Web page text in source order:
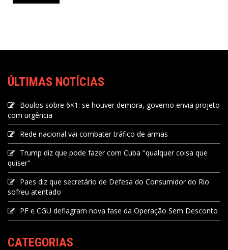
ÚLTIMAS NOTÍCIAS
Boulos sobre 6×1: se houver demora, governo envia projeto
com urgência
Rede nacional vai combater tráfico de armas
Trump diz que pode fazer com Cuba "qualquer coisa que
quiser"
Paes diz que secretário de Defesa do Consumidor do Rio
sofreu atentado
PF e CGU deflagram nova fase da Operação Sem Desconto
CATEGORIAS